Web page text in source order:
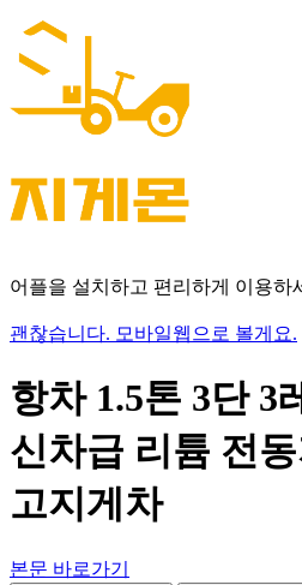
어플을 설치하고 편리하게 이용하
괜찮습니다. 모바일웹으로 볼게요.
항차 1.5톤 3단 3
신차급 리튬 전
고지게차
본문 바로가기